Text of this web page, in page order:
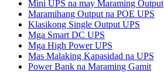
Mini UPS na may Maraming Output
Maramihang Output na POE UPS
Klasikong Single Output UPS
Mga Smart DC UPS
Mga High Power UPS
Mas Malaking Kapasidad na UPS
Power Bank na Maraming Gamit